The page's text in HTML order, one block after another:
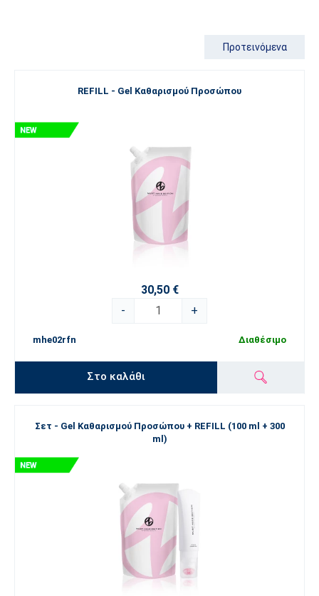
Προτεινόμενα
REFILL - Gel Καθαρισμού Προσώπου
30,50 €
-
+
mhe02rfn Διαθέσιμο
Στο καλάθι
Σετ - Gel Καθαρισμού Προσώπου + REFILL (100 ml + 300
ml)